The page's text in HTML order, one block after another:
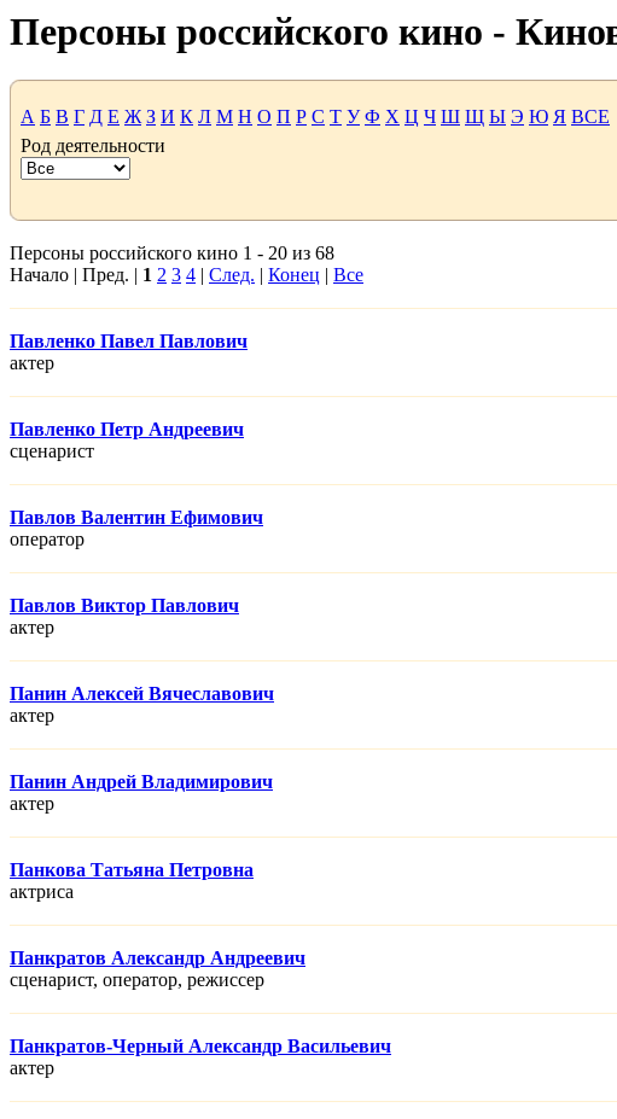
Персоны российского кино -
А Б В Г Д Е Ж З И К Л М Н О П Р С Т У Ф Х Ц Ч Ш Щ Ы Э Ю Я ВСЕ
Род деятельности
Персоны российского кино 1 - 20 из 68
Начало | Пред. | 1 2 3 4 | След. | Конец | Все
Павленко Павел Павлович
актер
Павленко Петр Андреевич
сценарист
Павлов Валентин Ефимович
оператор
Павлов Виктор Павлович
актер
Панин Алексей Вячеславович
актер
Панин Андрей Владимирович
актер
Панкова Татьяна Петровна
актриса
Панкратов Александр Андреевич
сценарист, оператор, режисcер
Панкратов-Черный Александр Васильевич
актер